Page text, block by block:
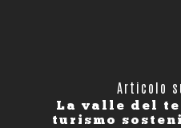
Articolo
La valle del
turismo